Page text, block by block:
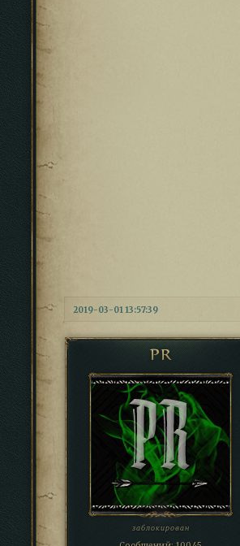
2019-03-01 13:57:39
PR
заблокирован